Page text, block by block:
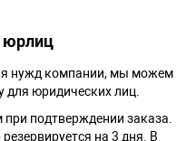
юрлиц
нужд компании, мы можем
для юридических лиц.
подтверждении заказа.
на 3 дня. В